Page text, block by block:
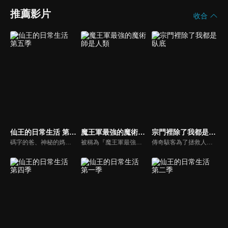
推薦影片 收合
仙王的日常生活 第五季
碼字的爸、神秘的媽、全新的妹妹和愛吃點心麵的他，妹妹王暖的到來給王令一家的生活帶來的翻天覆地的變化，如何當一個合格的哥哥，成為了仙王王令的新煩惱。王暖異於常人的強大似乎早在王家人的意料之中，於是王令決定努力教導妹妹控制力量。然而，妹妹的強大也引起了惡勢力組織夜魁與詭牢天級囚犯白哲的注意，面對邪惡修士的挑釁，王令做了一個違背祖宗的決定──帶著妹妹與這些壞人練練手！
魔王軍最強的魔術師是人類
被稱為『魔王軍最強的魔術師』，單槍匹馬也能攻克堡壘的魔族，他的名字是艾克。他以絕大的魔術掃除敵人的樣子，簡直就像是『怪物』本身，成為了敵友皆畏懼的存在。然而，他其實有一個不能告訴其他魔族的秘密。「——我，其實是人類啊」
宗門裡除了我都是臥底
傳奇駭客為了拯救人類被系統AI追殺身亡，意外成為異界第一宗門的宗主，但為了應對宗內全是臥底的局面和隨身而來的系統危機，陳寧只想低調地再觀望看看。但如錐處囊中，縱使他冷面無雙心系世人，也是萬花叢中过，朵朵都沾身，最後在系統代理人姜雀的幫助下，陳寧王霸之軀一抖，敵我雙方納頭便拜！